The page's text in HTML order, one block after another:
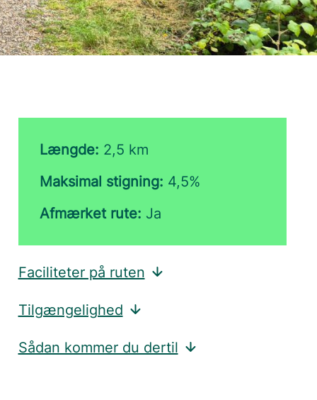
Længde: 2,5 km
Maksimal stigning: 4,5%
Afmærket rute: Ja
Faciliteter på ruten
Tilgængelighed
Sådan kommer du dertil